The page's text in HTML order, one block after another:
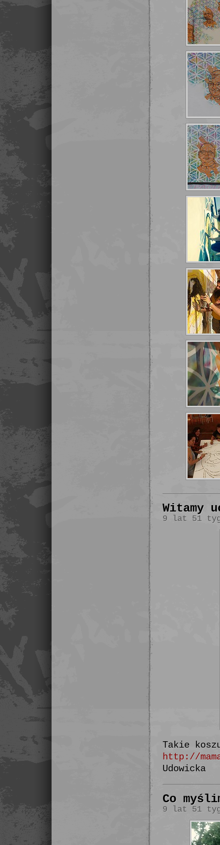
Witamy
9 lat 51
Takie
http://
Udowicka
Co
9 lat 51